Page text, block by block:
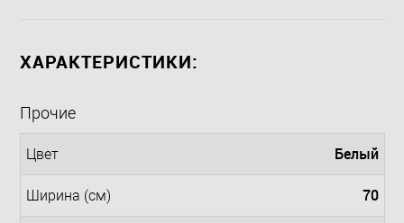
ХАРАКТЕРИСТИКИ:
Прочие
Цвет Белый
Ширина (см) 70